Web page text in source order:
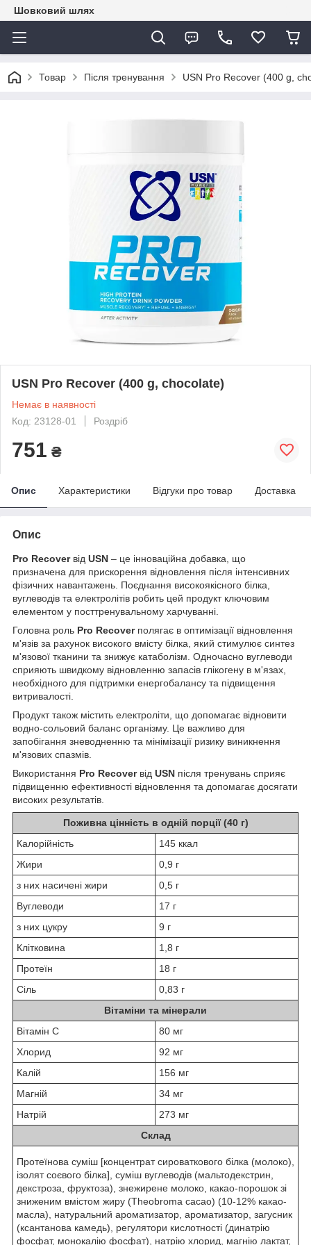
Шовковий шлях
Товар Після тренування USN Pro Recover (400 g,
USN Pro Recover (400 g, chocolate)
Немає в наявності
Код: 23128-01
Роздріб
751 ₴
Опис Характеристики Відгуки про товар Доставка
Опис
Pro Recoverвід USN – це інноваційна добавка, що
призначена для прискорення відновлення після інтенсивних
фізичних навантажень. Поєднання високоякісного білка,
вуглеводів та електролітів робить цей продукт ключовим
елементом у посттренувальному харчуванні.
Головна роль Pro Recoverполягає в оптимізації відновлення
м'язів за рахунок високого вмісту білка, який стимулює синтез
м'язової тканини та знижує катаболізм. Одночасно вуглеводи
сприяють швидкому відновленню запасів глікогену в м'язах,
необхідного для підтримки енергобалансу та підвищення
витривалості.
Продукт також містить електроліти, що допомагає відновити
водно-сольовий баланс організму. Це важливо для
запобігання зневодненню та мінімізації ризику виникнення
м'язових спазмів.
Використання Pro Recoverвід USN після тренувань сприяє
підвищенню ефективності відновлення та допомагає досягати
високих результатів.
Поживна цінність в одній порції (40 г)
Калорійність
145 ккал
Жири
0,9 г
з них насичені жири
0,5 г
Вуглеводи
17 г
з них цукру
9 г
Клітковина
1,8 г
Протеїн
18 г
Сіль
0,83 г
Вітаміни та мінерали
Вітамін C
80 мг
Хлорид
92 мг
Калій
156 мг
Магній
34 мг
Натрій
273 мг
Склад
Протеїнова суміш [концентрат сироваткового білка (молоко),
ізолят соєвого білка], суміш вуглеводів (мальтодекстрин,
декстроза, фруктоза), знежирене молоко, какао-порошок зі
зниженим вмістом жиру (Theobroma cacao) (10-12% какао-
масла), натуральний ароматизатор, ароматизатор, загусник
(ксантанова камедь), регулятори кислотності (динатрію
фосфат, монокалію фосфат), натрію хлорид, магнію лактат,